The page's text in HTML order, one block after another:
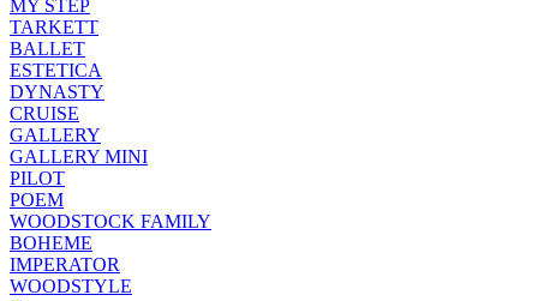
MY STEP
TARKETT
BALLET
ESTETICA
DYNASTY
CRUISE
GALLERY
GALLERY MINI
PILOT
POEM
WOODSTOCK FAMILY
BOHEME
IMPERATOR
WOODSTYLE